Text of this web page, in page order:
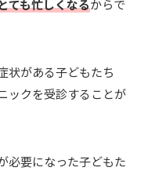
ても忙しくなるからで
状がある子どもたち
ックを受診することが
必要になった子どもた